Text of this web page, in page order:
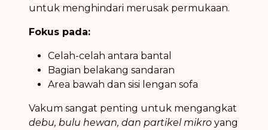
untuk menghindari merusak permukaan.
Fokus pada:
Celah-celah antara bantal
Bagian belakang sandaran
Area bawah dan sisi lengan sofa
Vakum sangat penting untuk mengangkat
debu, bulu hewan, dan partikel mikro yang